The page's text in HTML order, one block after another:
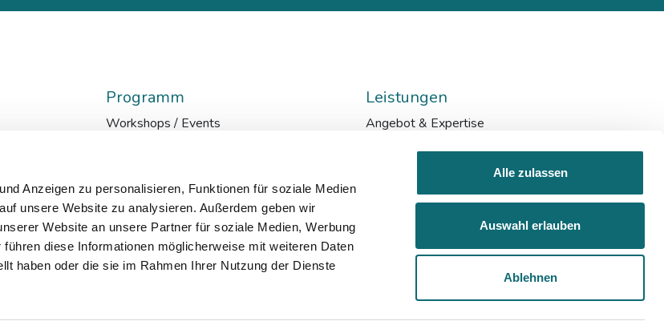
Anzeigen zu personalisieren, Funktionen für soziale Medien
unsere Website zu analysieren. Außerdem geben wir
Website an unsere Partner für soziale Medien, Werbung
diese Informationen möglicherweise mit weiteren Daten
haben oder die sie im Rahmen Ihrer Nutzung der Dienste
Alle zulassen
Auswahl erlauben
Ablehnen
Programm
Workshops / Events
Ressort Z
Internationale Politik im Kontext
Kursarchiv
Leistungen
Angebot & Expertise